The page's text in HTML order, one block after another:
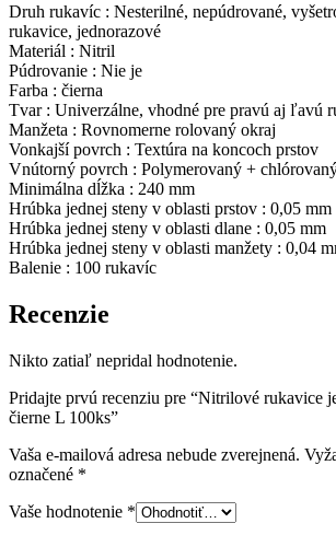
Druh rukavíc : Nesterilné, nepúdrované,
rukavice, jednorazové
Materiál : Nitril
Púdrovanie : Nie je
Farba : čierna
Tvar : Univerzálne, vhodné pre pravú aj ľavú
Manžeta : Rovnomerne rolovaný okraj
Vonkajší povrch : Textúra na koncoch prstov
Vnútorný povrch : Polymerovaný +
Minimálna dĺžka : 240 mm
Hrúbka jednej steny v oblasti prstov : 0,05 mm
Hrúbka jednej steny v oblasti dlane : 0,05 mm
Hrúbka jednej steny v oblasti manžety : 0,04
Balenie : 100 rukavíc
Recenzie
Nikto zatiaľ nepridal hodnotenie.
Pridajte prvú recenziu pre “Nitrilové rukavice
čierne L 100ks”
Vaša e-mailová adresa nebude zverejnená.
označené *
Vaše hodnotenie *